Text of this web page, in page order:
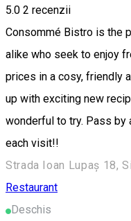
5.0 2 recenzii
Consommé Bistro is the
alike who seek to enjoy
prices in a cosy, friendly
up with exciting new
wonderful to try. Pass by
each visit!!
Strada Ioan Lupaș 18,
Restaurant
Deschis